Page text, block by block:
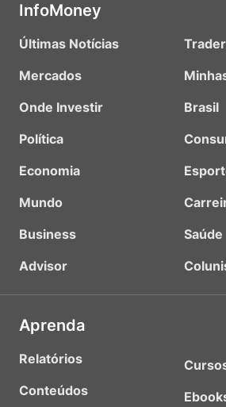
InfoMoney
Últimas Notícias
Mercados
Onde Investir
Política
Economia
Mundo
Business
Advisor
Trader
Brasil
Saúde
Aprenda
Relatórios
Conteúdos